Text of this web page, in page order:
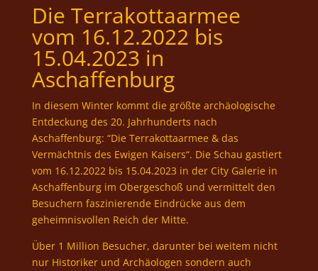
Die Terrakottaarmee
vom 16.12.2022 bis
15.04.2023 in
Aschaffenburg
In diesem Winter kommt die größte archäologische
Entdeckung des 20. Jahrhunderts nach
Aschaffenburg: “Die Terrakottaarmee & das
Vermächtnis des Ewigen Kaisers“. Die Schau gastiert
vom 16.12.2022 bis 15.04.2023 in der City Galerie in
Aschaffenburg im Obergeschoß und vermittelt den
Besuchern faszinierende Eindrücke aus dem
geheimnisvollen Reich der Mitte.
Über 1 Million Besucher, darunter bei weitem nicht
nur Historiker und Archäologen sondern auch